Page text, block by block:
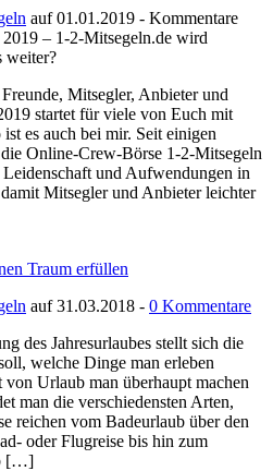
auf 01.01.2019 - Kommentare
– 1-2-Mitsegeln.de wird
weiter?
Mitsegler, Anbieter und
startet für viele von Euch mit
es auch bei mir. Seit einigen
Online-Crew-Börse 1-2-Mitsegeln
und Aufwendungen in
Mitsegler und Anbieter leichter
Traum erfüllen
auf 31.03.2018 - 0 Kommentare
des Jahresurlaubes stellt sich die
welche Dinge man erleben
Urlaub man überhaupt machen
man die verschiedensten Arten,
reichen vom Badeurlaub über den
oder Flugreise bis hin zum
[…]